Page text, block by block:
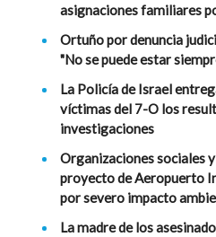
asignaciones familiares
Ortuño por denuncia
"No se puede estar
La Policía de Israel
víctimas del 7-O los
investigaciones
Organizaciones sociales
proyecto de Aeropuerto
por severo impacto
La madre de los